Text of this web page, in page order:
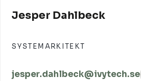
Jesper Dahlbeck
SYSTEMARKITEKT
jesper.dahlbeck@ivytech.se